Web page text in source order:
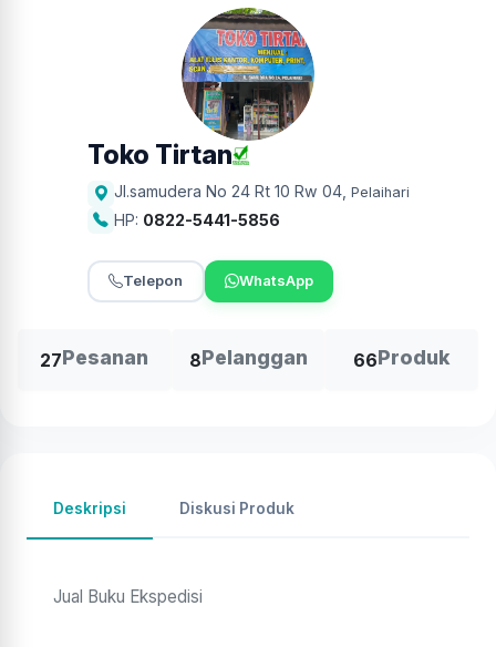
Toko Tirtan
Jl.samudera No 24 Rt 10 Rw 04, Pelaihari
HP: 0822-5441-5856
Telepon WhatsApp
27Pesanan 8Pelanggan 66Produk
Deskripsi Diskusi Produk
Jual Buku Ekspedisi